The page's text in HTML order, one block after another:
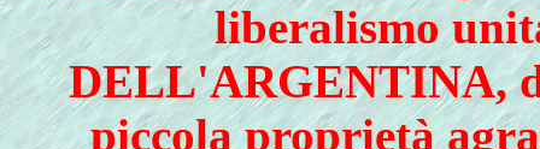
liberalismo
DELL'ARGENTINA,
piccola proprietà